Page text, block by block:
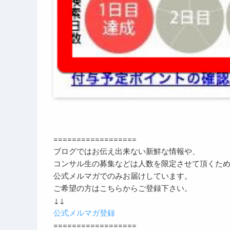
==================
ブログではお伝え出来ない新鮮な情報や、
コンサル生の募集などは人数を限定させて頂くため
公式メルマガでのみお届けしています。
ご希望の方はこちらからご登録下さい。
↓↓
公式メルマガ登録
==================